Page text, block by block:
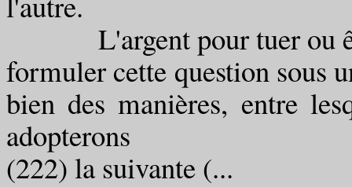
L'argent pour tuer ou
formuler cette question sous
bien des manières, entre
adopterons
(222) la suivante (...